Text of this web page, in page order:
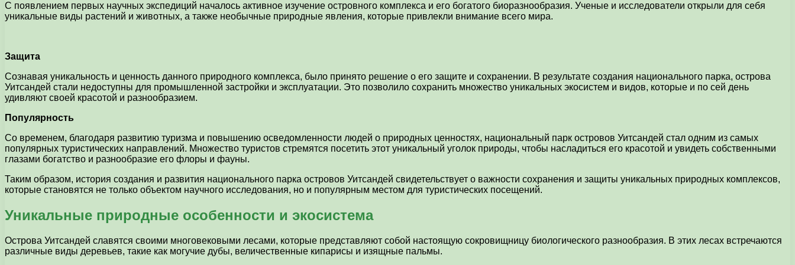
С появлением первых научных экспедиций началось активное изучение островного комплекса и его богатого биоразнообразия. Ученые и исследователи открыли для себя
уникальные виды растений и животных, а также необычные природные явления, которые привлекли внимание всего мира.
Защита
Сознавая уникальность и ценность данного природного комплекса, было принято решение о его защите и сохранении. В результате создания национального парка, острова
Уитсандей стали недоступны для промышленной застройки и эксплуатации. Это позволило сохранить множество уникальных экосистем и видов, которые и по сей день
удивляют своей красотой и разнообразием.
Популярность
Со временем, благодаря развитию туризма и повышению осведомленности людей о природных ценностях, национальный парк островов Уитсандей стал одним из самых
популярных туристических направлений. Множество туристов стремятся посетить этот уникальный уголок природы, чтобы насладиться его красотой и увидеть собственными
глазами богатство и разнообразие его флоры и фауны.
Таким образом, история создания и развития национального парка островов Уитсандей свидетельствует о важности сохранения и защиты уникальных природных комплексов,
которые становятся не только объектом научного исследования, но и популярным местом для туристических посещений.
Уникальные природные особенности и экосистема
Острова Уитсандей славятся своими многовековыми лесами, которые представляют собой настоящую сокровищницу биологического разнообразия. В этих лесах встречаются
различные виды деревьев, такие как могучие дубы, величественные кипарисы и изящные пальмы.